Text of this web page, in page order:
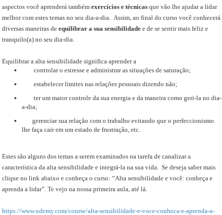
aspectos você aprenderá também exercícios e técnicas que vão lhe ajudar a lidar
melhor com estes temas no seu dia-a-dia. Assim, ao final do curso você conhecerá
diversas maneiras de equilibrar a sua sensibilidade e de se sentir mais feliz e
tranquilo(a) no seu dia-dia.
Equilibrar a alta sensibilidade significa aprender a
controlar o estresse e administrar as situações de saturação;
estabelecer limites nas relações pessoais dizendo não;
ter um maior controle da sua energia e da maneira como geri-la no dia-
a-dia;
gerenciar sua relação com o trabalho evitando que o perfeccionismo
lhe faça cair em um estado de frustração, etc.
Estes são alguns dos temas a serem examinados na tarefa de canalizar a
característica da alta sensibilidade e integrá-la na sua vida. Se deseja saber mais
clique no link abaixo e conheça o curso: “Alta sensibilidade e você: conheça e
aprenda a lidar”. Te vejo na nossa primeira aula, até lá.
https://www.udemy.com/course/alta-sensibilidade-e-voce-conheca-e-aprenda-a-